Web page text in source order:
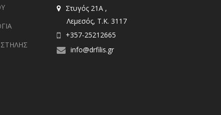
Στυγός 21Α ,
Λεμεσός, T.K. 3117
+357-25212665
info@drfilis.gr